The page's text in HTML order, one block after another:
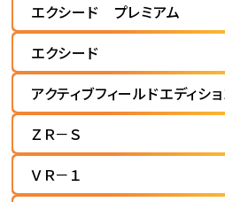
エクシード プレミアム
エクシード
アクティブフィールドエディシ
ＺＲ－Ｓ
ＶＲ－１